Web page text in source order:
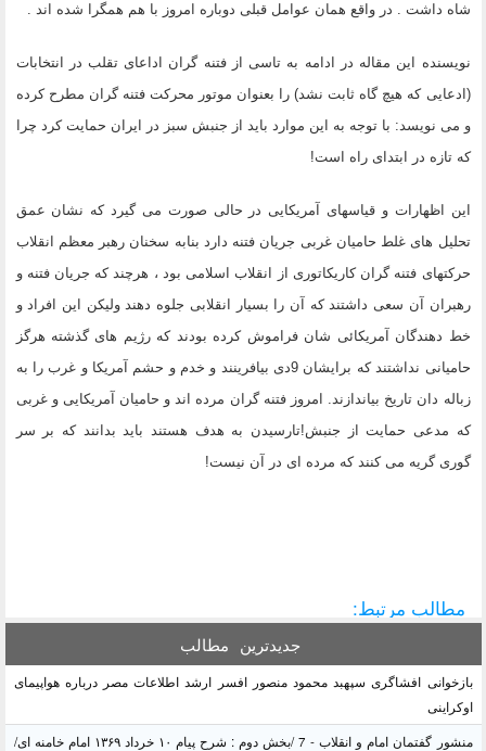
شاه داشت . در واقع همان عوامل قبلی دوباره امروز با هم همگرا شده اند .
نویسنده این مقاله در ادامه به تاسی از فتنه گران اداعای تقلب در انتخابات
(ادعایی که هیچ گاه ثابت نشد) را بعنوان موتور محرکت فتنه گران مطرح کرده
و می نویسد: با توجه به این موارد باید از جنبش سبز در ایران حمایت کرد چرا
که تازه در ابتدای راه است!
این اظهارات و قیاسهای آمریکایی در حالی صورت می گیرد که نشان عمق
تحلیل های غلط حامیان غربی جریان فتنه دارد بنابه سخنان رهبر معظم انقلاب
حرکتهای فتنه گران کاریکاتوری از انقلاب اسلامی بود ، هرچند که جریان فتنه و
رهبران آن سعی داشتند که آن را بسیار انقلابی جلوه دهند ولیکن این افراد و
خط دهندگان آمریکائی شان فراموش کرده بودند که رژیم های گذشته هرگز
حامیانی نداشتند که برایشان 9دی بیافرینند و خدم و حشم آمریکا و غرب را به
زباله دان تاریخ بیاندازند. امروز فتنه گران مرده اند و حامیان آمریکایی و غربی
که مدعی حمایت از جنبش!تارسیدن به هدف هستند باید بدانند که بر سر
گوری گریه می کنند که مرده ای در آن نیست!
مطالب مرتبط:
جدیدترین مطالب
بازخوانی افشاگری سپهبد محمود منصور افسر ارشد اطلاعات مصر درباره هواپیمای
اوکراینی
منشور گفتمان امام و انقلاب - 7 /بخش دوم : شرح پیام ۱۰ خرداد ۱۳۶۹ امام خامنه ای/